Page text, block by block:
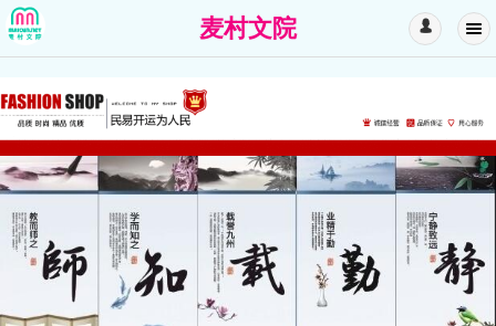
麦村文院 󰄭